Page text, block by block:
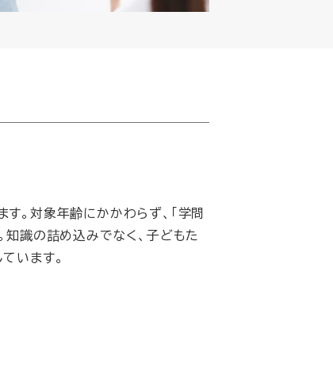
。対象年齢にかかわらず、「学問
知識の詰め込みでなく、子どもた
います。